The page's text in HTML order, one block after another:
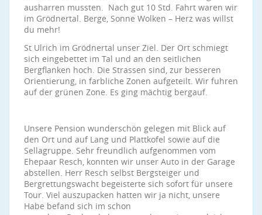
ausharren mussten. Nach gut 10 Std. Fahrt waren wir
im Grödnertal. Berge, Sonne Wolken – Herz was willst
du mehr!
St Ulrich im Grödnertal unser Ziel. Der Ort schmiegt
sich eingebettet im Tal und an den seitlichen
Bergflanken hoch. Die Strassen sind, zur besseren
Orientierung, in farbliche Zonen aufgeteilt. Wir fuhren
auf der grünen Zone. Es ging mächtig bergauf.
Unsere Pension wunderschön gelegen mit Blick auf
den Ort und auf Lang und Plattkofel sowie auf die
Sellagruppe. Sehr freundlich aufgenommen vom
Ehepaar Resch, konnten wir unser Auto in der Garage
abstellen. Herr Resch selbst Bergsteiger und
Bergrettungswacht begeisterte sich sofort für unsere
Tour. Viel auszupacken hatten wir ja nicht, unsere
Habe befand sich im schon